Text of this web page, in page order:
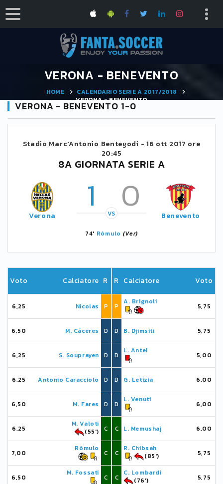
VERONA - BENEVENTO
HOME
CALENDARIO SERIE A 2017/2018
VERONA - BENEVENTO
VERONA - BENEVENTO 1-0
Stadio Marc'Antonio Bentegodi - 16 ott 2017 ore
20:45
8A GIORNATA SERIE A
Verona 1 0
VS Benevento
74' Rômulo (Ver)
Voto Calciatore R
6,25 Nícolas P
6,50 M. Cáceres D
6,25 S. Souprayen D
6,25 Antonio Caracciolo D
6,50 M. Fares D
6,25
M. Valoti
(55')
C
7,00
Rômulo
C
6,50
M. Fossati
C
R Calciatore Voto
P
A. Brignoli
5,75
D B. Djimsiti 5,75
D
L. Antei
5,00
D G. Letizia 6,00
D
L. Venuti
6,00
C L. Memushaj 6,00
C
R. Chibsah
(85')
5,75
C
C. Lombardi
(76')
5,75